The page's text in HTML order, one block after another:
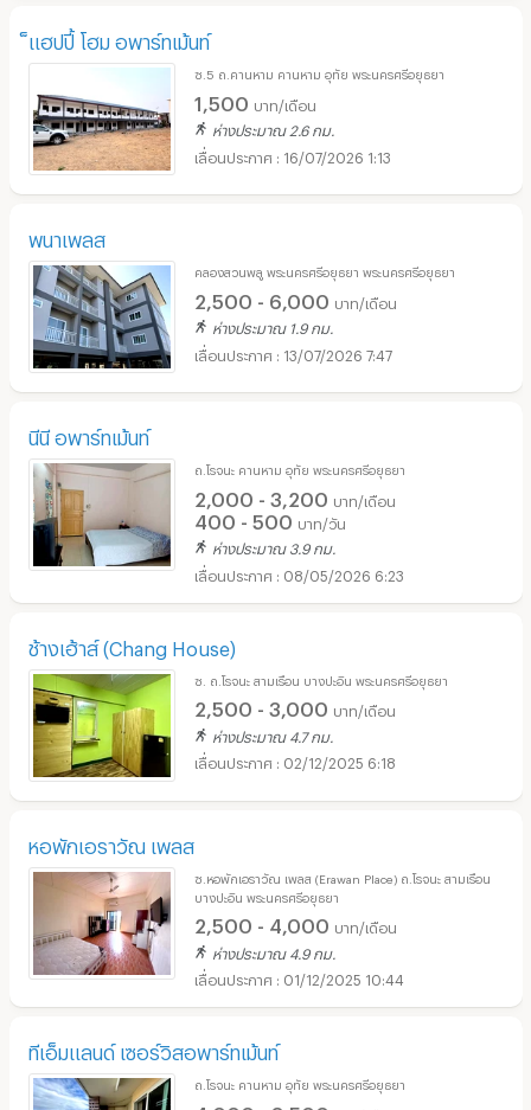
็แฮปปี้ โฮม อพาร์ทเม้นท์
ซ.5 ถ.คานหาม คานหาม อุทัย พระนครศรีอยุธยา
1,500 บาท/เดือน
ห่างประมาณ 2.6 กม.
16/07/2026 1:13
พนาเพลส
คลองสวนพลู พระนครศรีอยุธยา พระนครศรีอยุธยา
2,500 - 6,000 บาท/เดือน
ห่างประมาณ 1.9 กม.
13/07/2026 7:47
นีนี อพาร์ทเม้นท์
ถ.โรจนะ คานหาม อุทัย พระนครศรีอยุธยา
2,000 - 3,200 บาท/เดือน
400 - 500 บาท/วัน
ห่างประมาณ 3.9 กม.
08/05/2026 6:23
ช้างเฮ้าส์ (Chang House)​
ซ. ถ.โรจนะ สามเรือน บางปะอิน พระนครศรีอยุธยา
2,500 - 3,000 บาท/เดือน
ห่างประมาณ 4.7 กม.
02/12/2025 6:18
หอพักเอราวัณ เพลส
ซ.หอพักเอราวัณ เพลส (Erawan Place)​ ถ.โรจนะ สามเรือน
บางปะอิน พระนครศรีอยุธยา
2,500 - 4,000 บาท/เดือน
ห่างประมาณ 4.9 กม.
01/12/2025 10:44
ทีเอ็มแลนด์ เซอร์วิสอพาร์ทเม้นท์
ถ.โรจนะ คานหาม อุทัย พระนครศรีอยุธยา